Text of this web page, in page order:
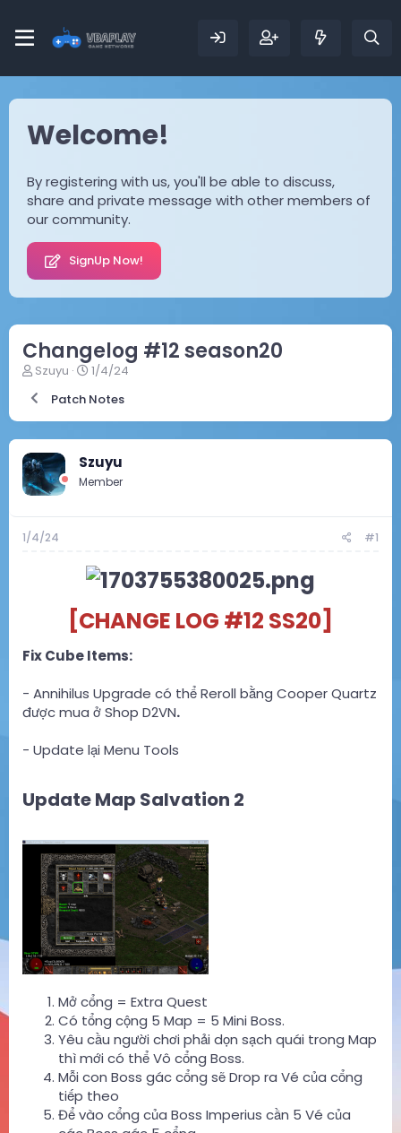
Welcome!
By registering with us, you'll be able to discuss,
share and private message with other members of
our community.
SignUp Now!
Changelog #12 season20
T
r
e
d
s
t
a
r
t
e
Szuyu
N
à
y
i
1/4/24
Patch Notes
Szuyu
Member
1/4/24 #1
[CHANGE LOG #12 SS20]
Fix Cube Items:
- Annihilus Upgrade có thể Reroll bằng Cooper Quartz
được mua ở Shop D2VN.
- Update lại Menu Tools
Update Map Salvation 2
Mở cổng = Extra Quest
Có tổng cộng 5 Map = 5 Mini Boss.
Yêu cầu người chơi phải dọn sạch quái trong Map
thì mới có thể Vô cổng Boss.
Mỗi con Boss gác cổng sẽ Drop ra Vé của cổng
tiếp theo
Để vào cổng của Boss Imperius cần 5 Vé của